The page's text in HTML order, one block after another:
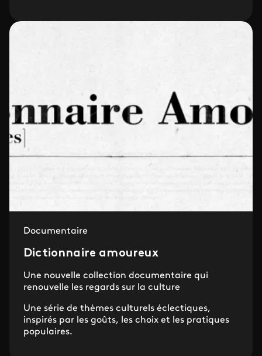
Documentaire
Dictionnaire amoureux
Une nouvelle collection documentaire qui
renouvelle les regards sur la culture
Une série de thèmes culturels éclectiques,
inspirés par les goûts, les choix et les pratiques
populaires.